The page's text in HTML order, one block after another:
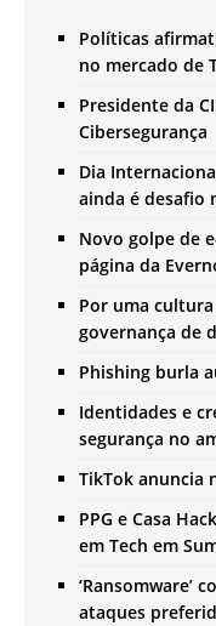
Políticas
no mercado de
Presidente da
Cibersegurança
Dia
ainda é desafio
Novo golpe de
página da
Por uma
governança de
Phishing burla
Identidades e
segurança no
TikTok anuncia
PPG e Casa
em Tech em
‘Ransomware’
ataques